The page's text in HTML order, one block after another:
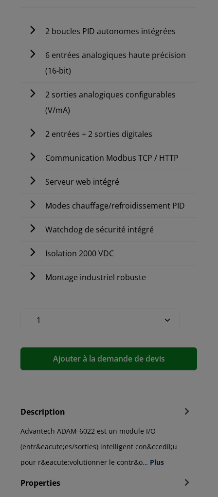
2 boucles PID autonomes intégrées
6 entrées analogiques haute précision
(16-bit)
2 sorties analogiques configurables
(V/mA)
2 entrées + 2 sorties digitales
Communication Modbus TCP / HTTP
Serveur web intégré
Modes chauffage/refroidissement PID
Watchdog de sécurité intégré
Isolation 2000 VDC
Montage industriel robuste
Ajouter à la demande de devis
Description
Advantech ADAM-6022 est un module I/O
(entr&eacute;es/sorties) intelligent con&ccedil;u
pour r&eacute;volutionner le contr&o… Plus
Properties